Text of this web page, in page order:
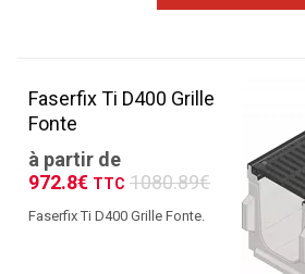
Faserfix Ti D400 Grille
Fonte
à partir de
972.8€ TTC 1080.89€
Faserfix Ti D400 Grille Fonte.